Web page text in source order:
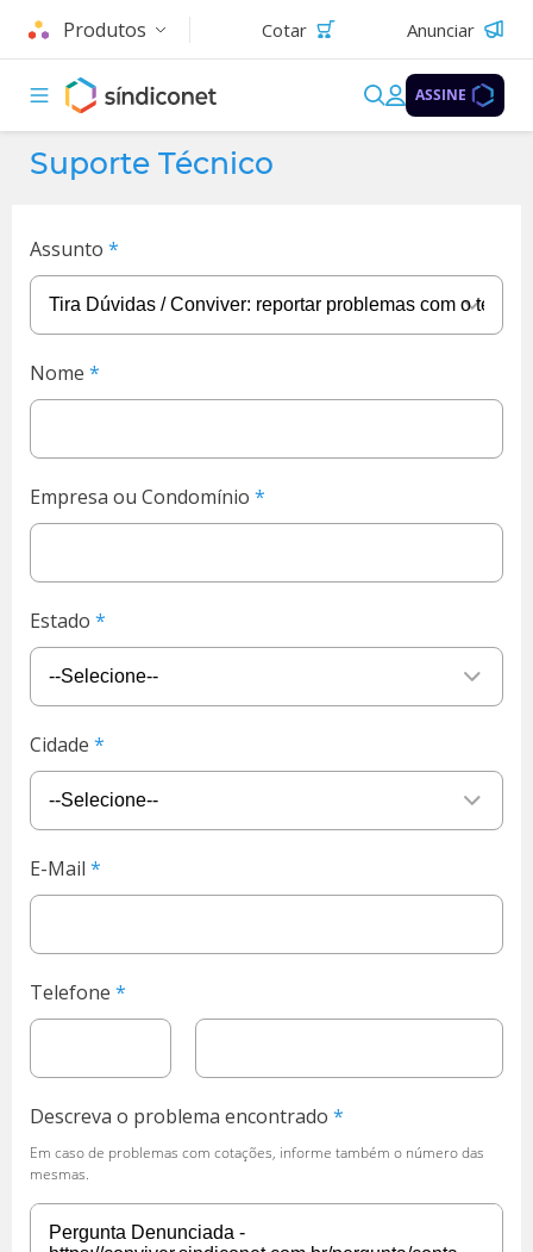
Produtos Cotar Anunciar
ASSINE
Suporte Técnico
Assunto
Nome
Empresa ou Condomínio
Estado
Cidade
E-Mail
Telefone
Descreva o problema encontrado
Em caso de problemas com cotações, informe também o número das
mesmas.